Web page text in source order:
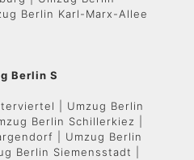
Berlin Karl-Marx-Allee
Berlin S
| Umzug Berlin
Berlin Schillerkiez |
| Umzug Berlin
Berlin Siemensstadt |